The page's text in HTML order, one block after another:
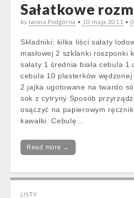
Sałatkowe
by Iwona Podgórna • 10 maja 2011 •
Składniki: kilka liści sałaty
masłowej 2 szklanki roszponki
sałaty 1 średnia biała cebula 1
cebula 10 plasterków
2 jajka ugotowane na twardo
sok z cytryny Sposób
osączyć na papierowym
kawałki. Cebulę…
Read more →
LISTY